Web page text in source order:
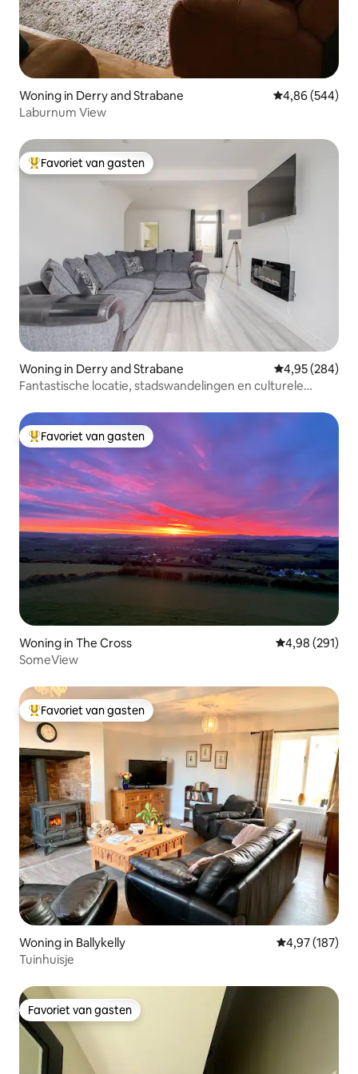
Woning in Derry and Strabane Gemiddelde
4,86 (544)
Laburnum View
Topfavoriet van gasten
Favoriet van gasten
Woning in Derry and Strabane Gemiddelde
4,95 (284)
Fantastische locatie, stadswandelingen en culturele
Topfavoriet van gasten
Favoriet van gasten
Woning in The Cross Gemiddelde
4,98 (291)
SomeView
Topfavoriet van gasten
Favoriet van gasten
Woning in Ballykelly Gemiddelde
4,97 (187)
Tuinhuisje
Favoriet van gasten
Favoriet van gasten